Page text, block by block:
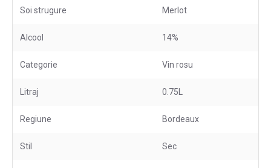
Soi strugure Merlot
Alcool 14%
Categorie Vin rosu
Litraj 0.75L
Regiune Bordeaux
Stil Sec